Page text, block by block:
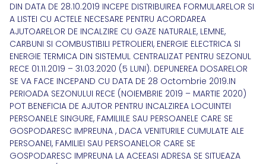
DIN DATA DE 28.10.2019 INCEPE DISTRIBUIREA FORMULARELOR SI
A LISTEI CU ACTELE NECESARE PENTRU ACORDAREA
AJUTOARELOR DE INCALZIRE CU GAZE NATURALE, LEMNE,
CARBUNI SI COMBUSTIBILI PETROLIERI, ENERGIE ELECTRICA SI
ENERGIE TERMICA DIN SISTEMUL CENTRALIZAT PENTRU SEZONUL
RECE 01.11.2019 – 31.03.2020 (5 LUNI). DEPUNEREA DOSARELOR
SE VA FACE INCEPAND CU DATA DE 28 Octombrie 2019.IN
PERIOADA SEZONULUI RECE (NOIEMBRIE 2019 – MARTIE 2020)
POT BENEFICIA DE AJUTOR PENTRU INCALZIREA LOCUINTEI
PERSOANELE SINGURE, FAMILIILE SAU PERSOANELE CARE SE
GOSPODARESC IMPREUNA , DACA VENITURILE CUMULATE ALE
PERSOANEI, FAMILIEI SAU PERSOANELOR CARE SE
GOSPODARESC IMPREUNA LA ACEEASI ADRESA SE SITUEAZA